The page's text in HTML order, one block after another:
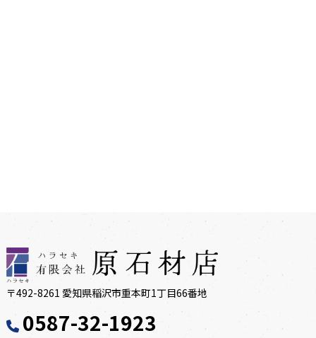
〒492-8261 愛知県稲沢市重本町1丁目66番地
0587-32-1923